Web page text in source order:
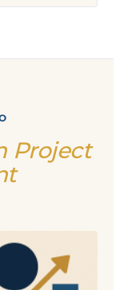
Project